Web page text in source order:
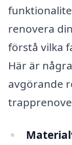
renovera
förstå vilka
Här är
avgörande